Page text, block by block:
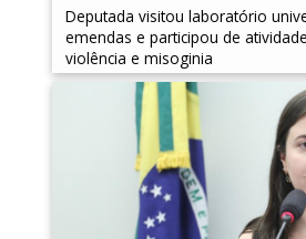
Deputada visitou laboratório
emendas e participou de
violência e misoginia